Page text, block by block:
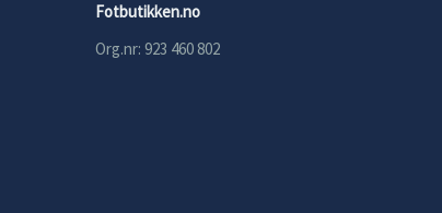
Fotbutikken.no
Org.nr: 923 460 802